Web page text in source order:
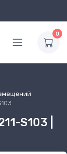
0
S103 |